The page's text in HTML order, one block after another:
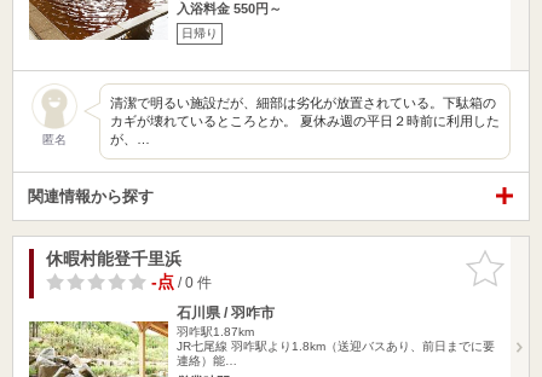
入浴料金 550円～
日帰り
匿名
清潔で明るい施設だが、細部は劣化が放置されている。下駄箱の
カギが壊れているところとか。 夏休み週の平日２時前に利用した
が、…
関連情報から探す
お気に入
りに追加
休暇村能登千里浜
-点/ 0 件
石川県 / 羽咋市
羽咋駅1.87km
JR七尾線 羽咋駅より1.8km（送迎バスあり、前日までに要
連絡）能…